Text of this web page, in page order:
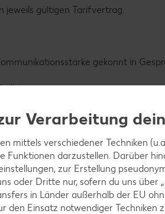
jeweils gültigen Tarifvertrag.
gekonnt in
Logistik: Von der Steuerung
ist gefragt.
deinen Lebenslauf sowie das letzte
Verarbeitung
mittels verschiedener Techniken
Funktionen darzustellen. Darüber
zur Erstellung
oder Dritte nur, sofern du uns über
in Länder außerhalb der EU
den Einsatz notwendiger Techniken